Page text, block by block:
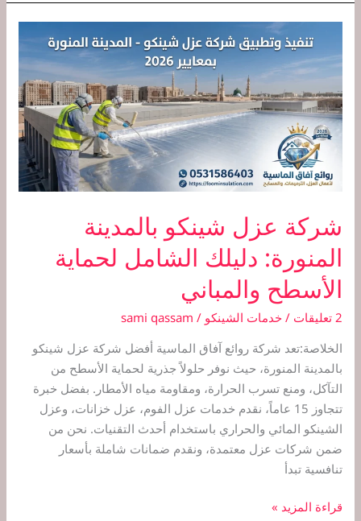
شركة عزل شينكو بالمدينة
المنورة: دليلك الشامل لحماية
الأسطح والمباني
2 تعليقات /خدمات الشينكو /
sami qassam
الخلاصة:تعد شركة روائع آفاق الماسية أفضل شركة عزل شينكو
بالمدينة المنورة، حيث نوفر حلولاً جذرية لحماية الأسطح من
التآكل، ومنع تسرب الحرارة، ومقاومة مياه الأمطار. بفضل خبرة
تتجاوز 15 عاماً، نقدم خدمات عزل الفوم، عزل خزانات، وعزل
الشينكو المائي والحراري باستخدام أحدث التقنيات. نحن من
ضمن شركات عزل معتمدة، ونقدم ضمانات شاملة بأسعار
تنافسية تبدأ
عزل
شينكو
بالمدينة
المنورة:
دليلك
الشامل
لحماية
الأسطح
قراءة المزيد »